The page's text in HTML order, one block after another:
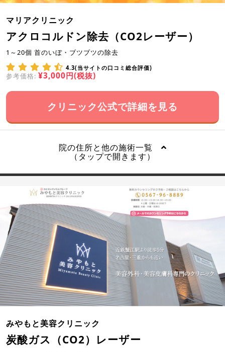
マリアクリニック
アクロコルドン除去（CO2レーザー）
1～20個 首のいぼ・ブツブツの除去
4.3(当サイトの口コミ総合評価)
参考価格: ¥3,000円(税抜)
クリニック公式で詳細を見る
院の住所と他の施術一覧
（タップで開きます）
みやもと美容クリニック
炭酸ガス（CO2）レーザー